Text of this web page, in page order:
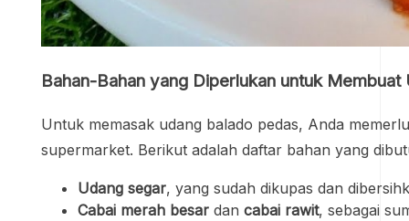
Bahan-Bahan yang Diperlukan untuk Membuat
Untuk memasak udang balado pedas, Anda
supermarket. Berikut adalah daftar bahan yang
Udang segar, yang sudah dikupas dan
Cabai merah besar dan cabai rawit, sebagai